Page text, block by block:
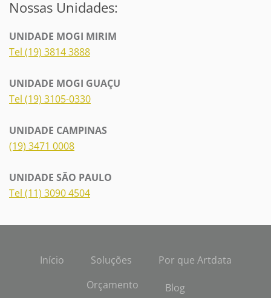
Nossas Unidades:
UNIDADE MOGI MIRIM
Tel (19) 3814 3888
UNIDADE MOGI GUAÇU
Tel (19) 3105-0330
UNIDADE CAMPINAS
(19) 3471 0008
UNIDADE SÃO PAULO
Tel (11) 3090 4504
Início Soluções
Por que Artdata
Orçamento
Blog